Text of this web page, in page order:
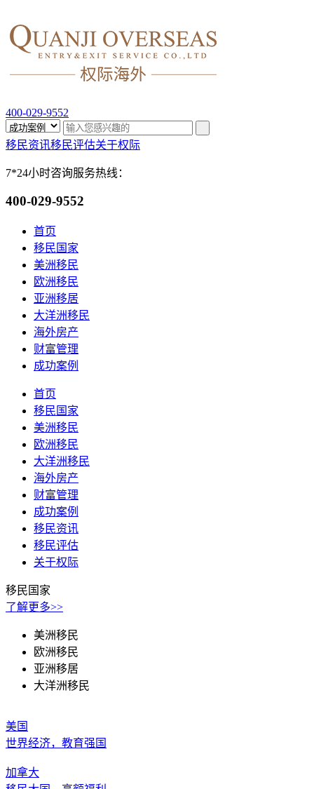
400-029-9552
移民资讯移民评估关于权际
7*24小时咨询服务热线：
400-029-9552
首页
移民国家
美洲移民
欧洲移民
亚洲移居
大洋洲移民
海外房产
财富管理
成功案例
首页
移民国家
美洲移民
欧洲移民
大洋洲移民
海外房产
财富管理
成功案例
移民资讯
移民评估
关于权际
移民国家
了解更多>>
美洲移民
欧洲移民
亚洲移居
大洋洲移民
美国
世界经济，教育强国
加拿大